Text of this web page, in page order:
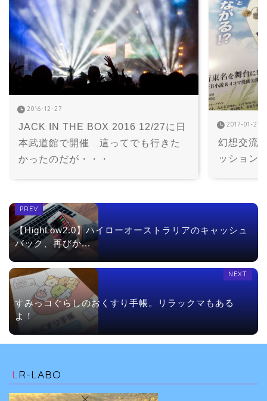
JACK IN THE BOX 2016 12/27に日
本武道館で開催　這ってでも行きた
かったのだが・・・
2016-12-27
幻想交流
ッション
2017-01-21
【HighLow2.0】ハイローオーストラリアのキャッシュ
バック、再びか...
すみっコぐらしのおくすり手帳。リラックマもある
よ！
LR-LABO